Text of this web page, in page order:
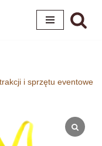
i sprzętu eventowego